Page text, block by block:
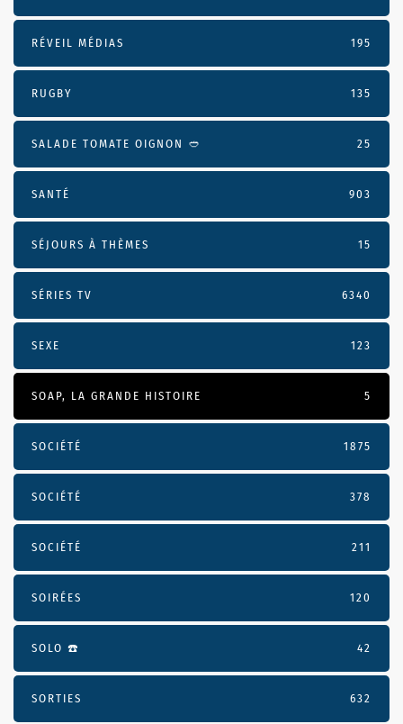
RÉVEIL MÉDIAS 195
RUGBY 135
SALADE TOMATE OIGNON 🥙 25
SANTÉ 903
SÉJOURS À THÈMES 15
SÉRIES TV 6340
SEXE 123
SOAP, LA GRANDE HISTOIRE 5
SOCIÉTÉ 1875
SOCIÉTÉ 378
SOCIÉTÉ 211
SOIRÉES 120
SOLO ☎️ 42
SORTIES 632